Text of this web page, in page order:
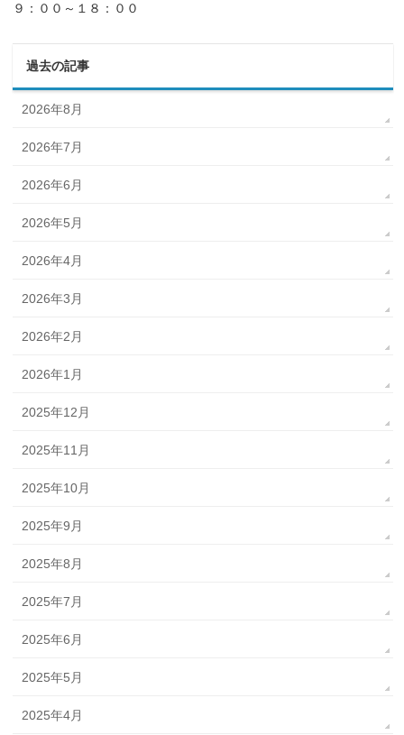
９：００～１８：００
過去の記事
2026年8月
2026年7月
2026年6月
2026年5月
2026年4月
2026年3月
2026年2月
2026年1月
2025年12月
2025年11月
2025年10月
2025年9月
2025年8月
2025年7月
2025年6月
2025年5月
2025年4月